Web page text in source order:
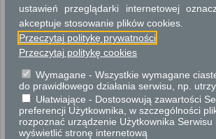
GEODEZJA I KATASTER
GOSPODARKA
GOSPODARKA WODNO -
KONSERWACJA ZABYTKÓW
OCHRONA ŚRODOWISKA
ustawień przeglądarki internetowej
akceptuje stosowanie plików cookies.
Przeczytaj politykę prywatności
Przeczytaj politykę cookies
Wymagane - Wszystkie wymagane
do prawidłowego działania serwisu, np.
Ułatwiające - Dostosowują zawartości
preferencji Użytkownika, w szczególności
rozpoznać urządzenie Użytkownika Serwisu
wyświetlić stronę internetową